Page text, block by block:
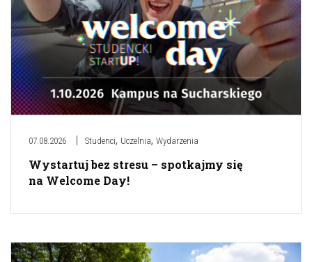
07.08.2026 Studenci, Uczelnia, Wydarzenia
Wystartuj bez stresu – spotkajmy się
na Welcome Day!